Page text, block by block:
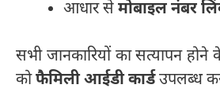
आधार सेमोबाइल नंबर
सभी जानकारियों का सत्यापन होने
कोफैमिली आईडी कार्डउपलब्ध